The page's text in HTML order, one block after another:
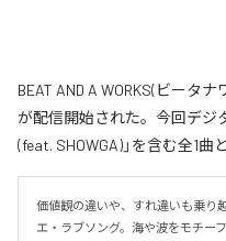
BEAT AND A WORKS(ビータナ
が配信開始された。今回デジ
(feat. SHOWGA)」を含む全1曲
価値観の違いや、すれ違いも乗り
エ・ラブソング。海や波をモチー